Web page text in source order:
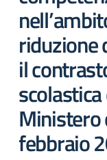
riduzione
il
Ministero
febbraio